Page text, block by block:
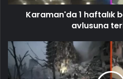
Karaman'da 1 haftalık
avlusuna